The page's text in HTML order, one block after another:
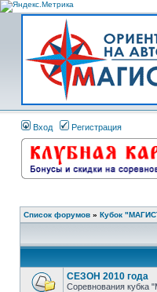
Вход Регистрация
Список форумов » Кубок
СЕЗОН 2010 года
Соревнования кубка